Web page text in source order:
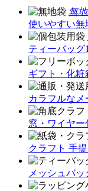
無
使いやすい無
ティーバッグ
ギフト・化粧
カラフルなメ
窓・ワイヤー
クラフト 手
メッシュバ